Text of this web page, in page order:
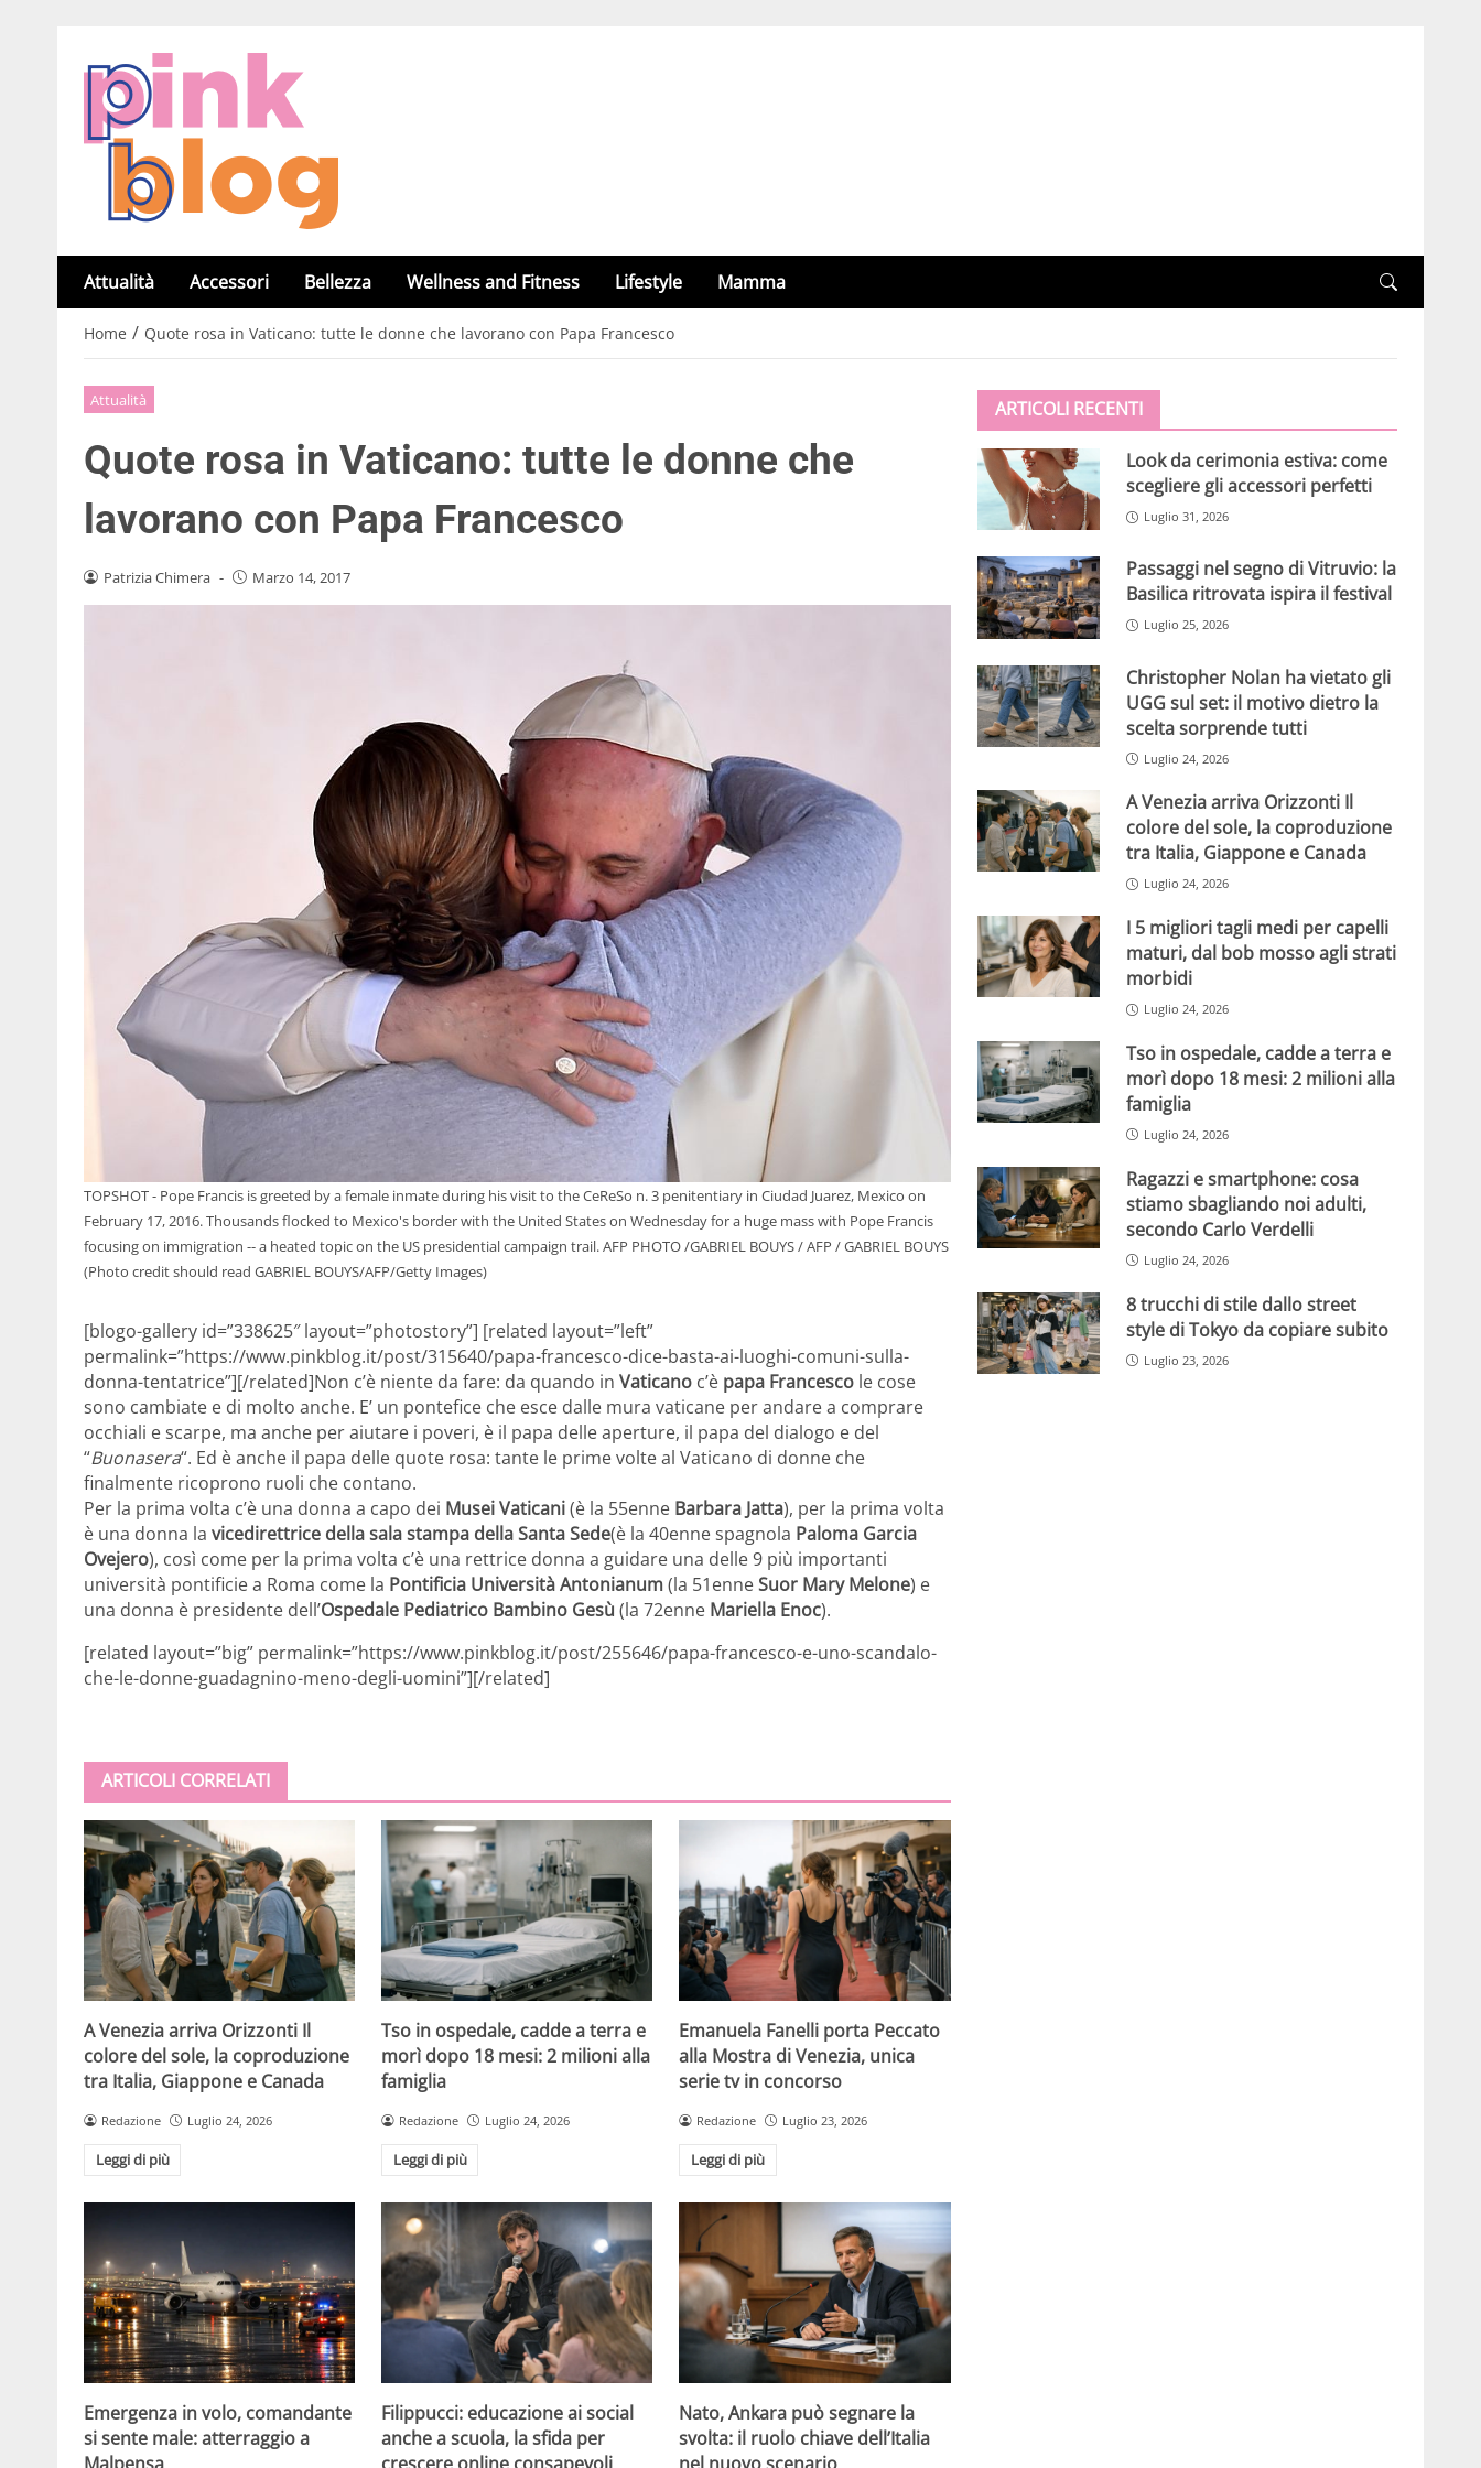
Attualità Accessori Bellezza Wellness and Fitness Lifestyle Mamma
Home / Quote rosa in Vaticano: tutte le donne che lavorano con Papa Francesco
Attualità
Quote rosa in Vaticano: tutte le donne che
lavorano con Papa Francesco
Patrizia Chimera - Marzo 14, 2017
TOPSHOT - Pope Francis is greeted by a female inmate during his visit to the CeReSo n. 3 penitentiary in Ciudad Juarez, Mexico on
February 17, 2016. Thousands flocked to Mexico's border with the United States on Wednesday for a huge mass with Pope Francis
focusing on immigration -- a heated topic on the US presidential campaign trail. AFP PHOTO /GABRIEL BOUYS / AFP / GABRIEL BOUYS
(Photo credit should read GABRIEL BOUYS/AFP/Getty Images)
[blogo-gallery id=”338625″ layout=”photostory”] [related layout=”left”
permalink=”https://www.pinkblog.it/post/315640/papa-francesco-dice-basta-ai-luoghi-comuni-sulla-
donna-tentatrice”][/related]Non c’è niente da fare: da quando in Vaticano c’è papa Francesco le cose
sono cambiate e di molto anche. E’ un pontefice che esce dalle mura vaticane per andare a comprare
occhiali e scarpe, ma anche per aiutare i poveri, è il papa delle aperture, il papa del dialogo e del
“Buonasera“. Ed è anche il papa delle quote rosa: tante le prime volte al Vaticano di donne che
finalmente ricoprono ruoli che contano.
Per la prima volta c’è una donna a capo dei Musei Vaticani(è la 55enne Barbara Jatta), per la prima volta
è una donna la vicedirettrice della sala stampa della Santa Sede(è la 40enne spagnola Paloma Garcia
Ovejero), così come per la prima volta c’è una rettrice donna a guidare una delle 9 più importanti
università pontificie a Roma come la Pontificia Università Antonianum(la 51enneSuor Mary Melone) e
una donna è presidente dell’Ospedale Pediatrico Bambino Gesù (la 72enne Mariella Enoc).
[related layout=”big” permalink=”https://www.pinkblog.it/post/255646/papa-francesco-e-uno-scandalo-
che-le-donne-guadagnino-meno-degli-uomini”][/related]
ARTICOLI CORRELATI
A Venezia arriva Orizzonti Il
colore del sole, la coproduzione
tra Italia, Giappone e Canada
Redazione Luglio 24, 2026
Leggi di più
Tso in ospedale, cadde a terra e
morì dopo 18 mesi: 2 milioni alla
famiglia
Redazione Luglio 24, 2026
Leggi di più
Emanuela Fanelli porta Peccato
alla Mostra di Venezia, unica
serie tv in concorso
Redazione Luglio 23, 2026
Leggi di più
Emergenza in volo, comandante
si sente male: atterraggio a
Filippucci: educazione ai social
anche a scuola, la sfida per
Nato, Ankara può segnare la
svolta: il ruolo chiave dell’Italia
ARTICOLI RECENTI
Look da cerimonia estiva: come
scegliere gli accessori perfetti
Luglio 31, 2026
Passaggi nel segno di Vitruvio: la
Basilica ritrovata ispira il festival
Luglio 25, 2026
Christopher Nolan ha vietato gli
UGG sul set: il motivo dietro la
scelta sorprende tutti
Luglio 24, 2026
A Venezia arriva Orizzonti Il
colore del sole, la coproduzione
tra Italia, Giappone e Canada
Luglio 24, 2026
I 5 migliori tagli medi per capelli
maturi, dal bob mosso agli strati
morbidi
Luglio 24, 2026
Tso in ospedale, cadde a terra e
morì dopo 18 mesi: 2 milioni alla
famiglia
Luglio 24, 2026
Ragazzi e smartphone: cosa
stiamo sbagliando noi adulti,
secondo Carlo Verdelli
Luglio 24, 2026
8 trucchi di stile dallo street
style di Tokyo da copiare subito
Luglio 23, 2026